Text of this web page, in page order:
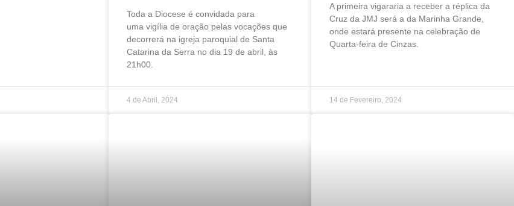
Toda a Diocese é convidada para
uma vigília de oração pelas vocações que
decorrerá na igreja paroquial de Santa
Catarina da Serra no dia 19 de abril, às
21h00.
4 de Abril, 2024
A primeira vigararia a receber a réplica da
Cruz da JMJ será a da Marinha Grande,
onde estará presente na celebração de
Quarta-feira de Cinzas.
14 de Fevereiro, 2024